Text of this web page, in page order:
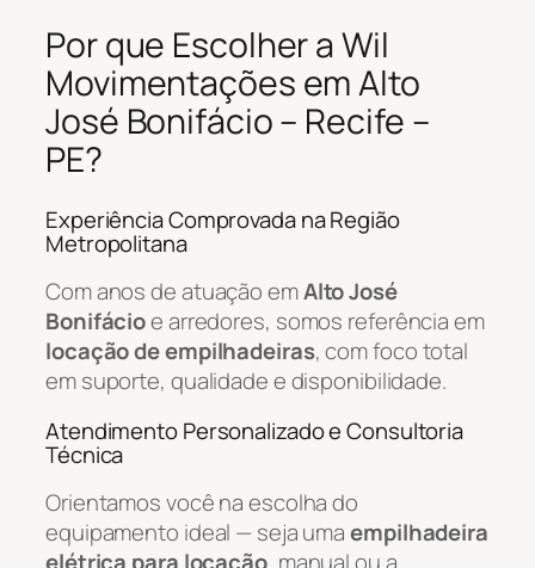
Por que Escolher a Wil
Movimentações em Alto
José Bonifácio – Recife –
PE?
Experiência Comprovada na Região
Metropolitana
Com anos de atuação emAlto José
Bonifácioe arredores, somos referência em
locação de empilhadeiras, com foco total
em suporte, qualidade e disponibilidade.
Atendimento Personalizado e Consultoria
Técnica
Orientamos você na escolha do
equipamento ideal — seja umaempilhadeira